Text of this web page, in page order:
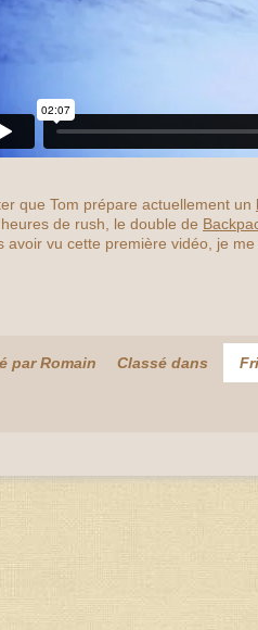
que Tom prépare actuellement un
de rush, le double de
avoir vu cette première vidéo, je
par Romain Classé dans